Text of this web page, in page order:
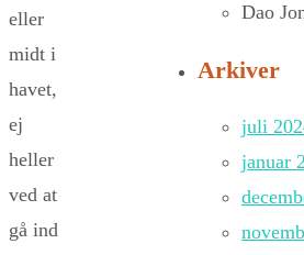
eller
midt i
havet,
ej
heller
ved at
gå ind
Dao
Arkiver
juli
januar